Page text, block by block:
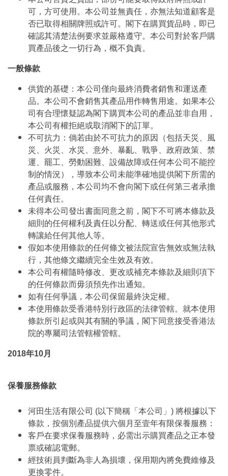
可，方可使用。本公司並無責任，亦無法知道顧客是
否已取得相關牌照或許可。閣下在購買貨品時，即已
確認其清楚法例要求並嚴格遵守。本公司對於客戶購
買產品後之一切行為，概不負責。
一般條款
供貨的基礎：本公司僅向最終消費者銷售和運送產
品。本公司不會銷售其產品用作轉售用途。如果本公
司有合理懷疑認為閣下購買本公司的產品並非自用，
本公司有權拒絕或取消閣下的訂單。
不可抗力：倘若由於不可抗力的原因（包括天災、風
災、火災、水災、意外、暴亂、戰爭、政府政策、禁
運、罷工、勞動困難、設備故障或任何本公司不能控
制的情況），導致本公司未能準確地提供閣下所需的
產品或服務，本公司均不會向閣下或任何第三者承擔
任何責任。
未得本公司發出書面同意之前，閣下不可將本條款及
細則的任何權利及責任以分配、轉送或任何其他形式
轉讓給任何其他人等。
假如本使用條款的任何條文被法院宣告無效或無法執
行，其他條文繼續完全生效及有效。
本公司有權隨時修改、更改或補充本條款及細則項下
的任何條款而毋須預先作出通知。
如有任何爭議，本公司保留最終決定權。
本使用條款受香港特別行政區的法律管轄。就本使用
條款所引起或與其有關的爭議，閣下同意接受香港法
院的專屬司法管轄權管轄。
2018年10月
保養服務條款
河田生活有限公司 (以下簡稱「本公司」) 將根據以下
條款，按個別產品提供六個月至壹年有限保養服務：
客戶在要求保養服務時，必需出示購買產品之正本發
票或確認電郵。
經技術員判斷為非人為損壞，保用期內將免費維修及
更換零件。